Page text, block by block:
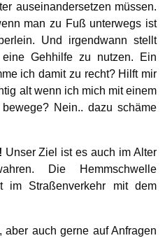
auseinandersetzen müssen.
man zu Fuß unterwegs ist
Und irgendwann stellt
Gehhilfe zu nutzen. Ein
ich damit zu recht? Hilft mir
alt wenn ich mich mit einem
Nein.. dazu schäme
Unser Ziel ist es auch im Alter
Die Hemmschwelle
im Straßenverkehr mit dem
auch gerne auf Anfragen